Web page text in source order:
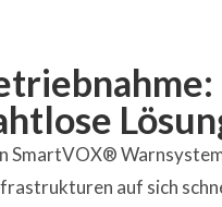
SmartVOX®
auf sich